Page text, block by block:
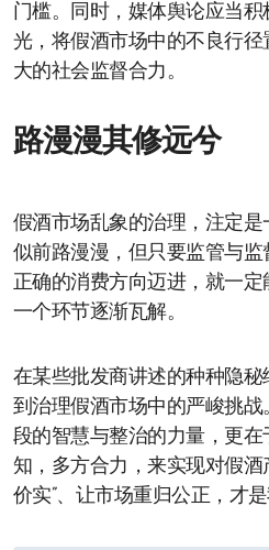
门槛。同时，媒体舆论应当
光，将假酒市场中的不良行
大的社会监督合力。
路漫漫其修远兮
假酒市场乱象的治理，注定
似前路漫漫，但只要监管与
正确的消费方向迈进，就一
一个环节逐渐瓦解。
在某些批发商讲述的种种隐
到治理假酒市场中的严峻挑
段的智慧与整治的力量，更
知，多方合力，来实现对假酒
价实”、让市场重归公正，才